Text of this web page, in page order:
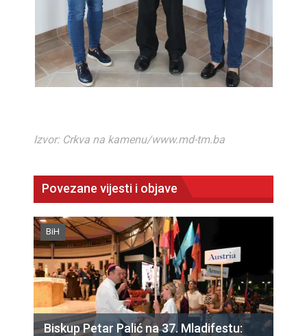
Izvor: Crkva na kamenu/www.md-tm.ba
Povezane vijesti i objave
BiH
Biskup Petar Palić na 37. Mladifestu: